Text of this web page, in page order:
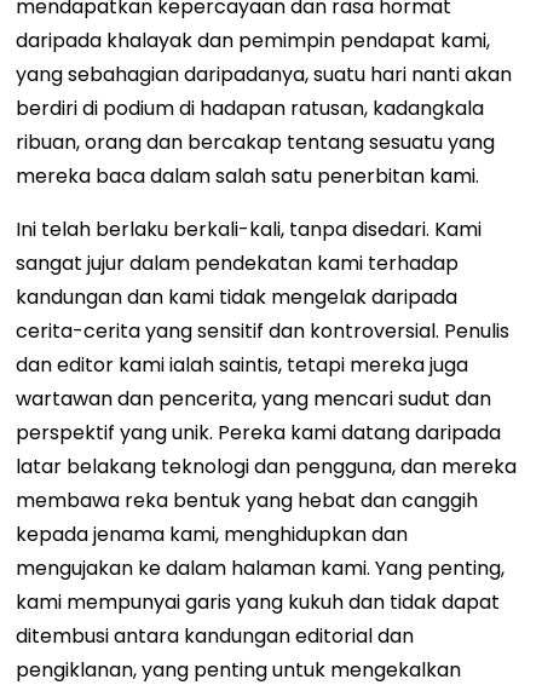
mendapatkan kepercayaan dan rasa hormat
daripada khalayak dan pemimpin pendapat kami,
yang sebahagian daripadanya, suatu hari nanti akan
berdiri di podium di hadapan ratusan, kadangkala
ribuan, orang dan bercakap tentang sesuatu yang
mereka baca dalam salah satu penerbitan kami.
Ini telah berlaku berkali-kali, tanpa disedari. Kami
sangat jujur ​​dalam pendekatan kami terhadap
kandungan dan kami tidak mengelak daripada
cerita-cerita yang sensitif dan kontroversial. Penulis
dan editor kami ialah saintis, tetapi mereka juga
wartawan dan pencerita, yang mencari sudut dan
perspektif yang unik. Pereka kami datang daripada
latar belakang teknologi dan pengguna, dan mereka
membawa reka bentuk yang hebat dan canggih
kepada jenama kami, menghidupkan dan
mengujakan ke dalam halaman kami. Yang penting,
kami mempunyai garis yang kukuh dan tidak dapat
ditembusi antara kandungan editorial dan
pengiklanan, yang penting untuk mengekalkan